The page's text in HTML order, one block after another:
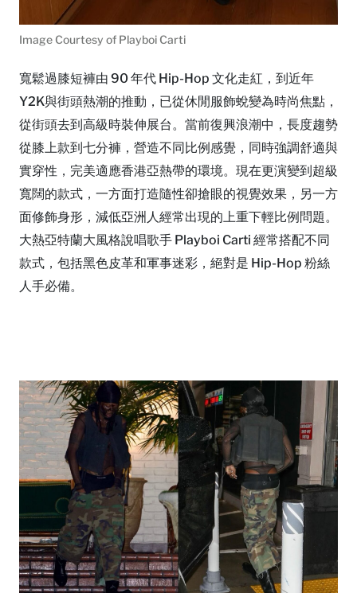
Image Courtesy of Playboi Carti
寬鬆過膝短褲由 90 年代 Hip-Hop 文化走紅，到近年
Y2K與街頭熱潮的推動，已從休閒服飾蛻變為時尚焦點，
從街頭去到高級時裝伸展台。當前復興浪潮中，長度趨勢
從膝上款到七分褲，營造不同比例感覺，同時強調舒適與
實穿性，完美適應香港亞熱帶的環境。現在更演變到超級
寬闊的款式，一方面打造隨性卻搶眼的視覺效果，另一方
面修飾身形，減低亞洲人經常出現的上重下輕比例問題。
大熱亞特蘭大風格說唱歌手 Playboi Carti 經常搭配不同
款式，包括黑色皮革和軍事迷彩，絕對是 Hip-Hop 粉絲
人手必備。